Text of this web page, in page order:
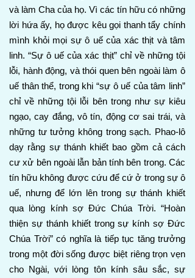
và làm Cha của họ. Vì các tín hữu có những
lời hứa ấy, họ được kêu gọi thanh tẩy chính
mình khỏi mọi sự ô uế của xác thịt và tâm
linh. “Sự ô uế của xác thịt” chỉ về những tội
lỗi, hành động, và thói quen bên ngoài làm ô
uế thân thể, trong khi “sự ô uế của tâm linh”
chỉ về những tội lỗi bên trong như sự kiêu
ngạo, cay đắng, vô tín, động cơ sai trái, và
những tư tưởng không trong sạch. Phao-lô
dạy rằng sự thánh khiết bao gồm cả cách
cư xử bên ngoài lẫn bản tính bên trong. Các
tín hữu không được cứu để cứ ở trong sự ô
uế, nhưng để lớn lên trong sự thánh khiết
qua lòng kính sợ Đức Chúa Trời. “Hoàn
thiện sự thánh khiết trong sự kính sợ Đức
Chúa Trời” có nghĩa là tiếp tục tăng trưởng
trong một đời sống được biệt riêng trọn vẹn
cho Ngài, với lòng tôn kính sâu sắc, sự